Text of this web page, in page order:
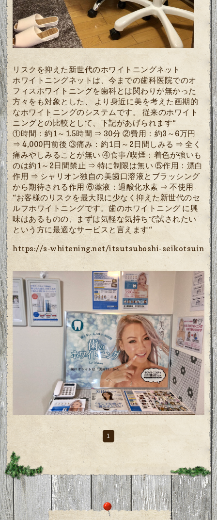
リスクを抑えた新世代のホワイトニングネット
ホワイトニングネットは、今までの歯科医院でのオ
フィスホワイトニングを歯科とは関わりが無かった
方々をも対象とした、 より身近に美を考えた画期的
なホワイトニングのシステムです。 従来のホワイト
ニングとの比較として、下記があげられます“
①時間：約1～1.5時間 ⇒ 30分 ②費用：約3～6万円
⇒ 4,000円前後 ③痛み：約1日～2日間しみる ⇒ 全く
痛みやしみることが無い ④食事/喫煙：着色が強いも
のは約1～2日間禁止 ⇒ 特に制限は無い ⑤作用：漂白
作用 ⇒ シャリオン独自の美歯口溶液とブラッシング
から期待される作用 ⑥薬液：過酸化水素 ⇒ 不使用
“お客様のリスクを最大限に少なく抑えた新世代のセ
ルフホワイトニングです。歯のホワイトニング に興
味はあるものの、まずは気軽な気持ちで試されたい
という方に最適なサービスと言えます“
https://s-whitening.net/itsutsuboshi-seikotsuin
1